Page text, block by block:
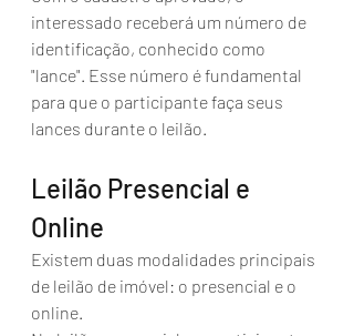
interessado receberá um número de
identificação, conhecido como
"lance". Esse número é fundamental
para que o participante faça seus
lances durante o leilão.
Leilão Presencial e
Online
Existem duas modalidades principais
de leilão de imóvel: o presencial e o
online.